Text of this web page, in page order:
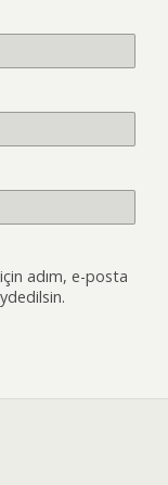
adım, e-posta